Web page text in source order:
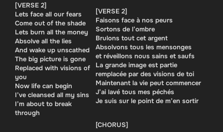
[VERSE 2]
Lets face all our fears
Come out of the shade
Lets burn all the money
Absolve all the lies
And wake up unscathed
The big picture is gone
Replaced with visions of
you
Now life can begin
I’ve cleansed all my sins
I’m about to break
through
[VERSE 2]
Faisons face à nos peurs
Sortons de l’ombre
Brulons tout cet argent
Absolvons tous les mensonges
et réveillons nous sains et saufs
La grande image est partie
remplacée par des visions de toi
Maintenant la vie peut commencer
J’ai lavé tous mes péchés
Je suis sur le point de m’en sortir
[CHORUS]